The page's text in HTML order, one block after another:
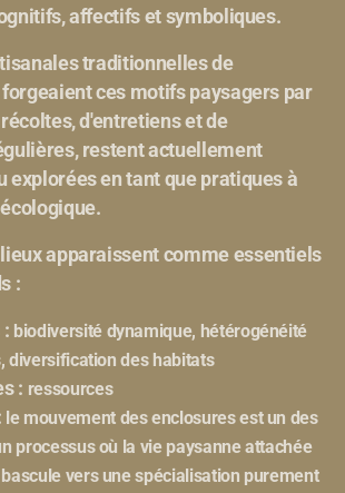
affectifs et symboliques.
traditionnelles de
ces motifs paysagers par
d'entretiens et de
restent actuellement
explorées en tant que pratiques à
apparaissent comme essentiels
:
: biodiversité dynamique, hétérogénéité
diversification des habitats
: ressources
le mouvement des enclosures est un des
processus où la vie paysanne attachée
vers une spécialisation purement